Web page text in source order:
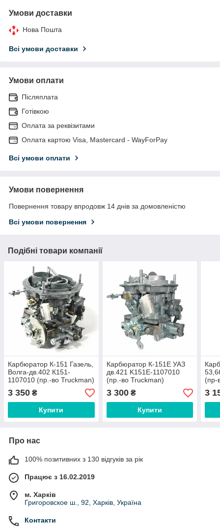
Умови доставки
Нова Пошта
Всі умови доставки
Умови оплати
Післяплата
Готівкою
Оплата за реквізитами
Оплата картою Visa, Mastercard - WayForPay
Всі умови оплати
Умови повернення
Повернення товару впродовж 14 днів за домовленістю
Всі умови повернення
Подібні товари компанії
Карбюратор К-151 Газель,
Волга-дв.402 К151-
1107010 (пр.-во Truckman)
3 350 ₴
Купити
Карбюратор К-151Е УАЗ
дв.421 K151E-1107010
(пр.-во Truckman)
3 300₴
Купити
(пр-
3
Про нас
100% позитивних з 130 відгуків за рік
Працює з 16.02.2019
м. Харків
Григоровское ш., 92, Харків, Україна
Контакти